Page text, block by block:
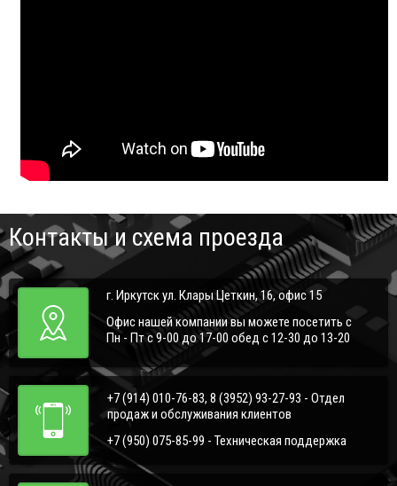
Контакты и схема проезда
г. Иркутск ул. Клары Цеткин, 16, офис 15
Офис нашей компании вы можете посетить с
Пн - Пт с 9-00 до 17-00 обед с 12-30 до 13-20
+7 (914) 010-76-83, 8 (3952) 93-27-93 - Отдел
продаж и обслуживания клиентов
+7 (950) 075-85-99 - Техническая поддержка